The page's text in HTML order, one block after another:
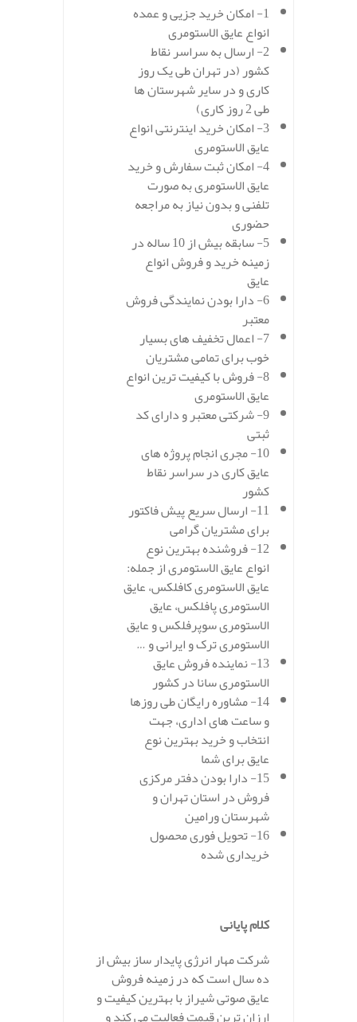
1- امکان خرید جزیی و عمده
انواع عایق الاستومری
2- ارسال به سراسر نقاط
کشور (در تهران طی یک روز
کاری و در سایر شهرستان ها
طی 2 روز کاری)
3- امکان خرید اینترنتی انواع
عایق الاستومری
4- امکان ثبت سفارش و خرید
عایق الاستومری به صورت
تلفنی و بدون نیاز به مراجعه
حضوری
5- سابقه بیش از 10 ساله در
زمینه خرید و فروش انواع
عایق
6- دارا بودن نمایندگی فروش
معتبر
7- اعمال تخفیف های بسیار
خوب برای تمامی مشتریان
8- فروش با کیفیت ترین انواع
عایق الاستومری
9- شرکتی معتبر و دارای کد
ثبتی
10- مجری انجام پروژه های
عایق کاری در سراسر نقاط
کشور
11- ارسال سریع پیش فاکتور
برای مشتریان گرامی
12- فروشنده بهترین نوع
انواع عایق الاستومری از جمله:
عایق الاستومری کافلکس، عایق
الاستومری پافلکس، عایق
الاستومری سوپرفلکس و عایق
الاستومری ترک و ایرانی و …
13- نماینده فروش عایق
الاستومری سانا در کشور
14- مشاوره رایگان طی روزها
و ساعت های اداری، جهت
انتخاب و خرید بهترین نوع
عایق برای شما
15- دارا بودن دفتر مرکزی
فروش در استان تهران و
شهرستان ورامین
16- تحویل فوری محصول
خریداری شده
کلام پایانی
شرکت مهار انرژی پایدار ساز بیش از
ده سال است که در زمینه فروش
عایق صوتی شیراز با بهترین کیفیت و